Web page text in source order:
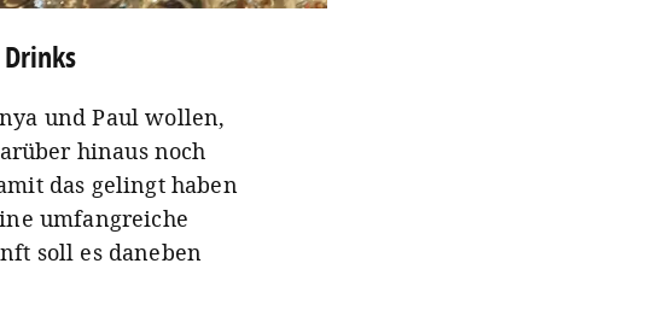
und Paul wollen,
hinaus noch
das gelingt haben
umfangreiche
soll es daneben